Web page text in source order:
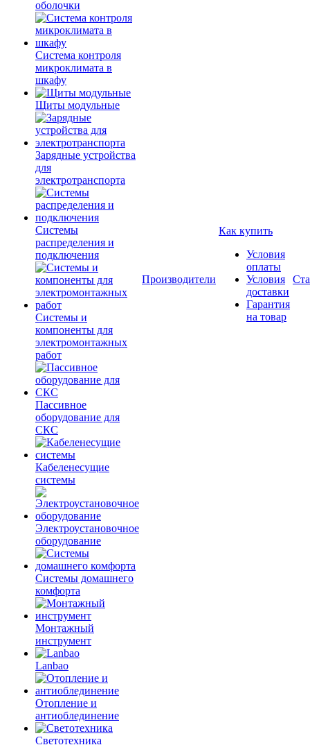
оболочки
Система контроля
микроклимата в
шкафу
Щиты модульные
Зарядные устройства
для
электротранспорта
Системы
распределения и
подключения
Системы и
компоненты для
электромонтажных
работ
Пассивное
оборудование для
СКС
Кабеленесущие
системы
Электроустановочное
оборудование
Системы домашнего
комфорта
Монтажный
инструмент
Lanbao
Отопление и
антиоблединение
Светотехника
Производители
Как купить
Условия
оплаты
Условия
доставки
Гарантия
на товар